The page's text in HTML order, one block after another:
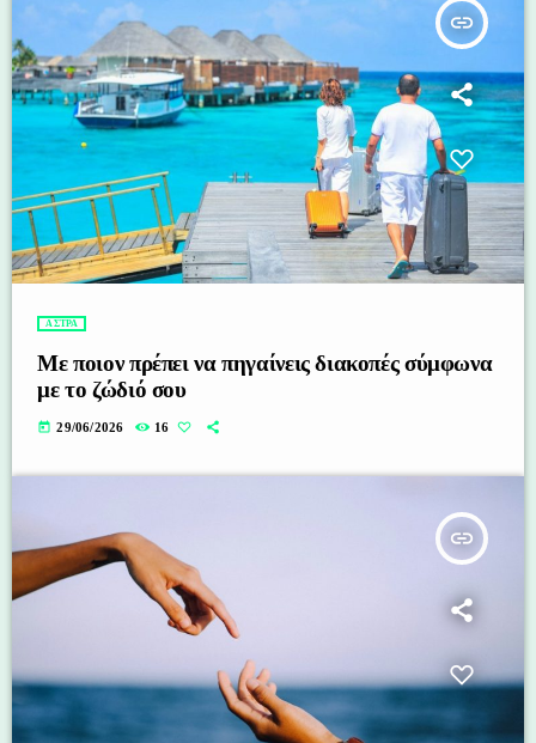
insert_link
ΑΣΤΡΑ
Με ποιον πρέπει να πηγαίνεις διακοπές σύμφωνα
με το ζώδιό σου
today 29/06/2026 16
insert_link